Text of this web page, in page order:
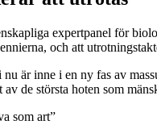
expertpanel för
och att
är inne i en ny fas av
de största hoten som
som art”